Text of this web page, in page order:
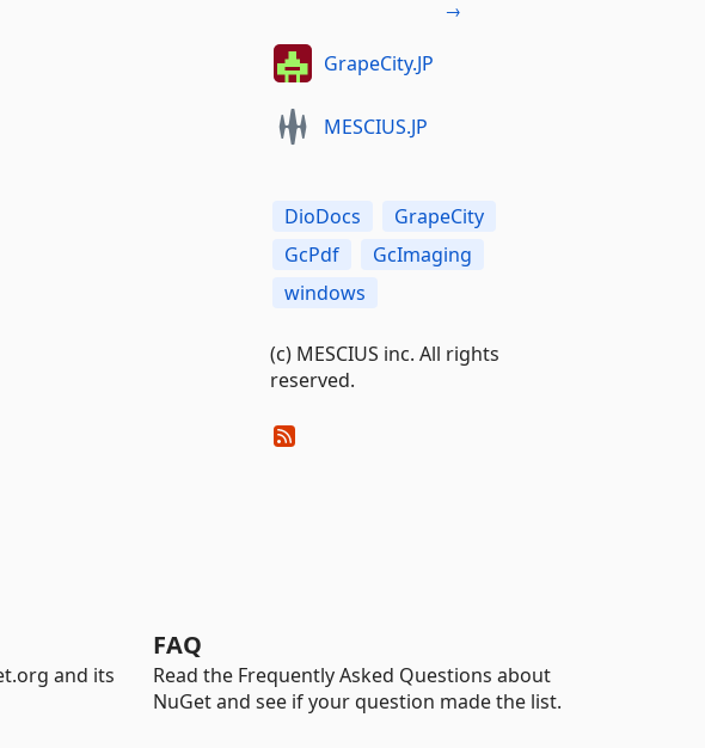
→
GrapeCity.JP
MESCIUS.JP
DioDocs
GrapeCity
GcPdf
GcImaging
windows
(c) MESCIUS inc. All rights
reserved.
and its
FAQ
Read the Frequently Asked Questions about
NuGet and see if your question made the list.